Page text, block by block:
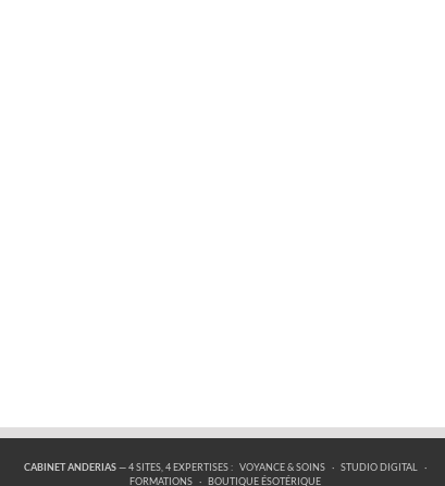
CABINET ANDERIAS— 4 SITES, 4 EXPERTISES : VOYANCE & SOINS · STUDIO DIGITAL
·
FORMATIONS · BOUTIQUE ÉSOTÉRIQUE